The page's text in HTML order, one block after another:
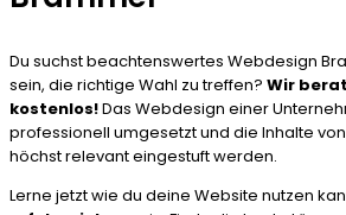
Du suchst beachtenswertes Webdesign
sein, die richtige Wahl zu treffen? Wir
kostenlos!Das Webdesign einer
professionell umgesetzt und die Inhalte
höchst relevant eingestuft werden.
Lerne jetzt wie du deine Website nutzen